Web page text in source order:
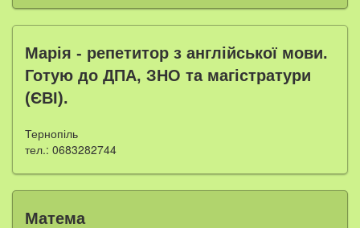
Марія - репетитор з англійської мови.
Готую до ДПА, ЗНО та магістратури
(ЄВІ).
Тернопіль
тел.: 0683282744
Матема